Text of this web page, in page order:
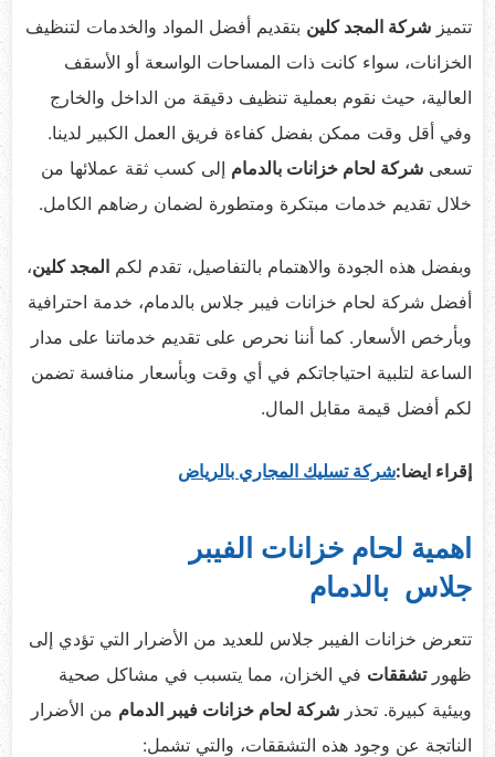
تتميز شركة المجد كلين بتقديم أفضل المواد والخدمات لتنظيف
الخزانات، سواء كانت ذات المساحات الواسعة أو الأسقف
العالية، حيث نقوم بعملية تنظيف دقيقة من الداخل والخارج
وفي أقل وقت ممكن بفضل كفاءة فريق العمل الكبير لدينا.
تسعى شركة لحام خزانات بالدمام إلى كسب ثقة عملائها من
خلال تقديم خدمات مبتكرة ومتطورة لضمان رضاهم الكامل.
وبفضل هذه الجودة والاهتمام بالتفاصيل، تقدم لكم المجد كلين،
أفضل شركة لحام خزانات فيبر جلاس بالدمام، خدمة احترافية
وبأرخص الأسعار. كما أننا نحرص على تقديم خدماتنا على مدار
الساعة لتلبية احتياجاتكم في أي وقت وبأسعار منافسة تضمن
لكم أفضل قيمة مقابل المال.
إقراء ايضا:شركة تسليك المجاري بالرياض
اهمية لحام خزانات الفيبر
جلاس بالدمام
تتعرض خزانات الفيبر جلاس للعديد من الأضرار التي تؤدي إلى
ظهورتشققات في الخزان، مما يتسبب في مشاكل صحية
وبيئية كبيرة. تحذر شركة لحام خزانات فيبر الدمام من الأضرار
الناتجة عن وجود هذه التشققات، والتي تشمل: